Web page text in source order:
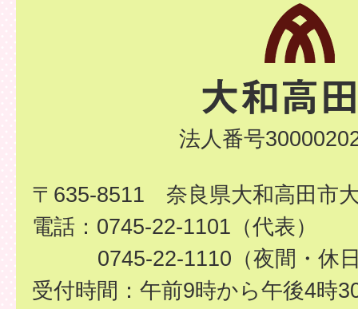
法人番号
〒635-8511 奈良県大和高田市
電話：0745-22-1101（代表）
0745-22-1110（夜間・休
受付時間：午前9時から午後4時